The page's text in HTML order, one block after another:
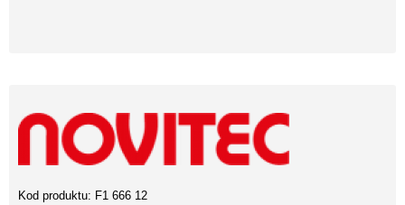
Kod produktu: F1 666 12